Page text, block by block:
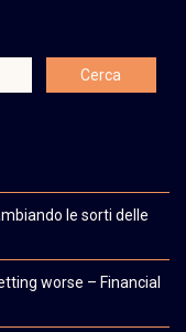
le sorti delle
worse – Financial